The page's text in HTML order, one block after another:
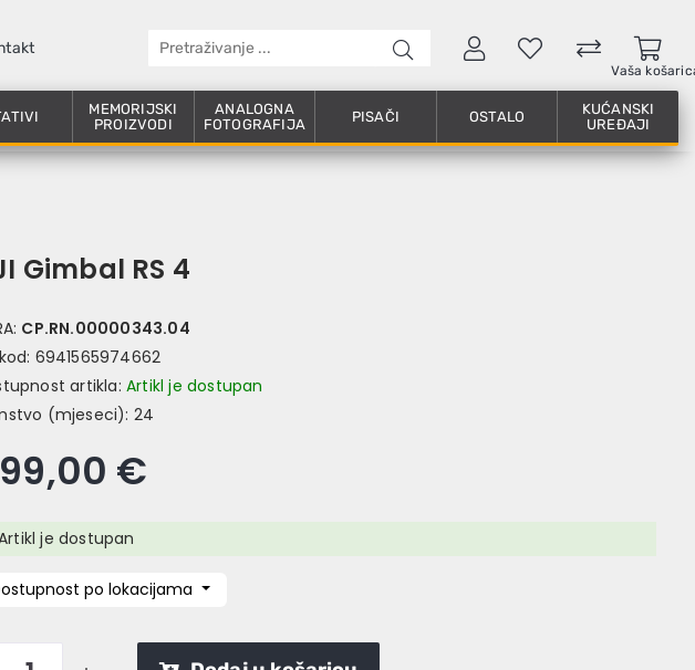
Vaša
MEMORIJSKI
PROIZVODI
ANALOGNA
FOTOGRAFIJA
PISAČI OSTALO
KUĆANSKI
UREĐAJI
Gimbal RS 4
CP.RN.00000343.04
6941565974662
artikla: Artikl je dostupan
(mjeseci): 24
€
je dostupan
po lokacijama